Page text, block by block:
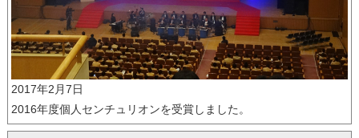
2017年2月7日
2016年度個人センチュリオンを受賞しました。